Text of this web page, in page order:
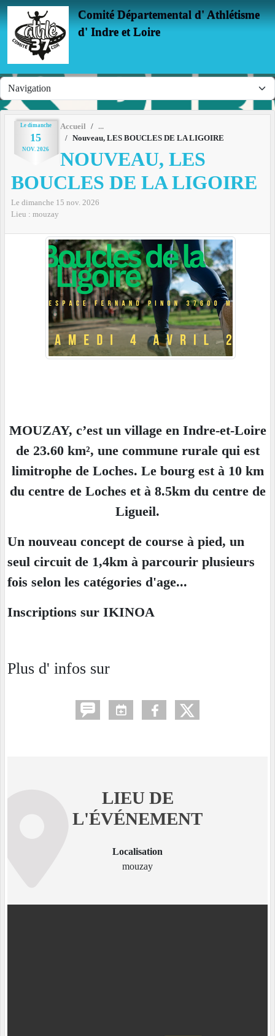
Comité Départemental d' Athlétisme
d' Indre et Loire
Le dimanche
15
NOV. 2026
Accueil
Nouveau, LES BOUCLES DE LA LIGOIRE
NOUVEAU, LES
BOUCLES DE LA LIGOIRE
Le dimanche 15 nov. 2026
Lieu : mouzay
MOUZAY, c’est un village en Indre-et-Loire
de 23.60 km², une commune rurale qui est
limitrophe de Loches. Le bourg est à 10 km
du centre de Loches et à 8.5km du centre de
Ligueil.
Un nouveau concept de course à pied, un
seul circuit de 1,4km à parcourir plusieurs
fois selon les catégories d'age...
Inscriptions sur IKINOA
Plus d' infos sur
LIEU DE
L'ÉVÉNEMENT
Localisation
mouzay
Panneau de gestion des cookies